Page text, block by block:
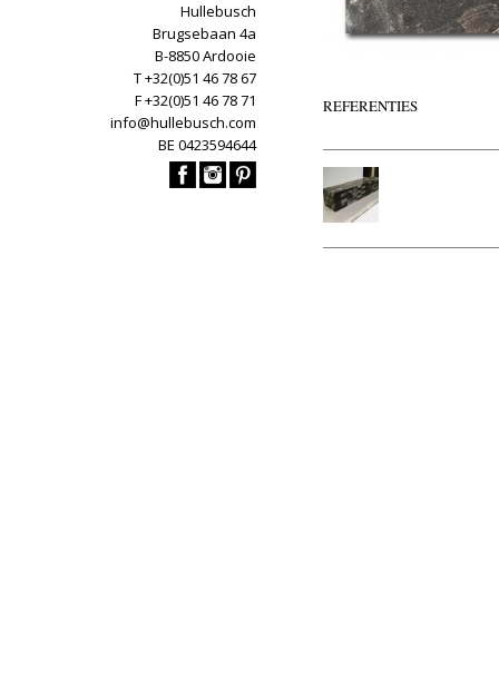
Hullebusch
Brugsebaan 4a
B-8850 Ardooie
T +32(0)51 46 78 67
F +32(0)51 46 78 71
info@hullebusch.com
BE 0423594644
REFERENTIES